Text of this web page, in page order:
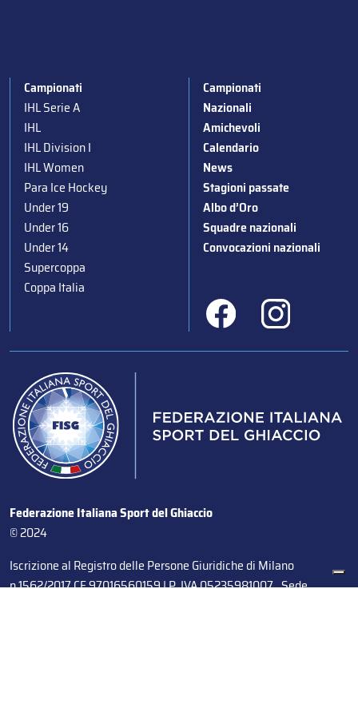
Campionati
IHL Serie A
IHL
IHL Division I
IHL Women
Para Ice Hockey
Under 19
Under 16
Under 14
Supercoppa
Coppa Italia
Campionati
Nazionali
Amichevoli
Calendario
News
Stagioni passate
Albo d’Oro
Squadre nazionali
Convocazioni nazionali
Federazione Italiana Sport del Ghiaccio
© 2024
Iscrizione al Registro delle Persone Giuridiche di Milano
n.1562/2017 CF 97016560159 | P. IVA 05235981007 Sede